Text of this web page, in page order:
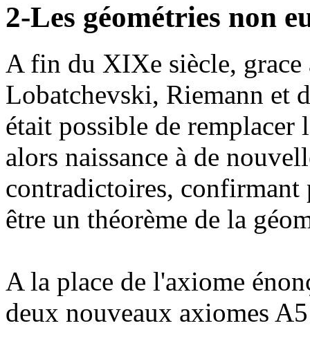
2-Les géométries non
A fin du XIXe siècle, grace
Lobatchevski, Riemann et
était possible de
alors naissance à de
contradictoires, confirmant
être un théorème de la
A la place de l'axiome
deux nouveaux axiomes